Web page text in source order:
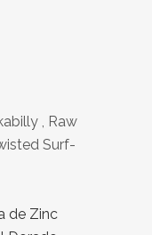
, Raw
Surf-
de Zinc